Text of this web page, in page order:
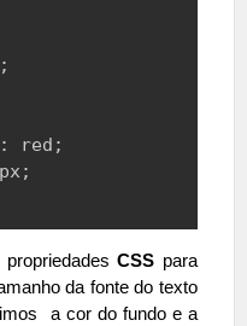
;
: red ;
px ;
propriedadesCSS para
da fonte do texto
a cor do fundo e a